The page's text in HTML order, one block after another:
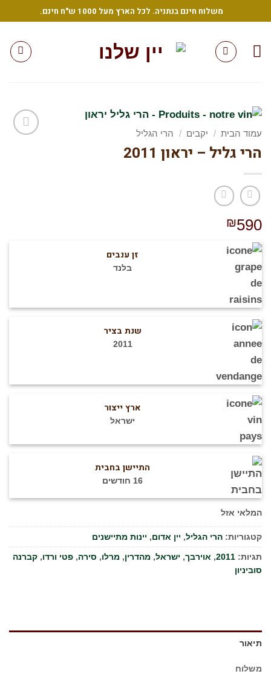
משלוח חינם בנתניה. לכל הארץ מעל 1000 ש"ח חינם.
עמוד הבית / יקבים / הרי הגליל
הרי גליל – יראון 2011
₪590
זן ענבים
בלנד
שנת בציר
2011
ארץ ייצור
ישראל
התיישן בחבית
16 חודשים
המלאי אזל
קטגוריות:הרי הגליל,יין אדום,יינות מתיישנים
תגיות:2011
,אוירבך,ישראל,מהדרין,מרלו,סירה,פטי ורדו,קברנה
סוביניון
תיאור
משלוח